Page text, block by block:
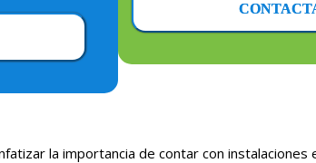
la importancia de contar con instalaciones